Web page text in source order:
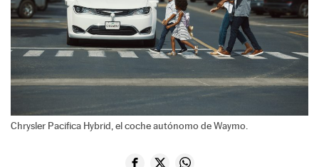
Chrysler Pacifica Hybrid, el coche autónomo de Waymo.